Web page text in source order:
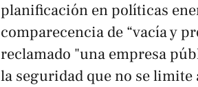
planificación en políticas
comparecencia de “vacía y
reclamado "una empresa
la seguridad que no se